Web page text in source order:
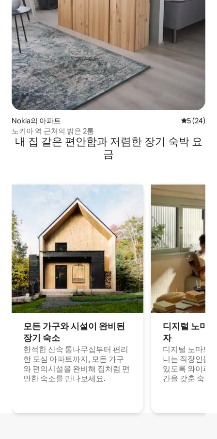
Nokia의 아파트 평점 5점(5
5 (24)
노키아 역 근처의 밝은 2룸
내 집 같은 편안함과 저렴한 장기 숙박 요
금
모든 가구와 시설이 완비된
장기 숙소
한적한 산속 통나무집부터 편리
한 도심 아파트까지, 모든 가구
와 편의시설을 완비해 집처럼 편
안한 숙소를 만나보세요.
디지털 노마
자
디지털 노마드
니는 직장인들
있도록 와이파
간을 갖춘 숙소